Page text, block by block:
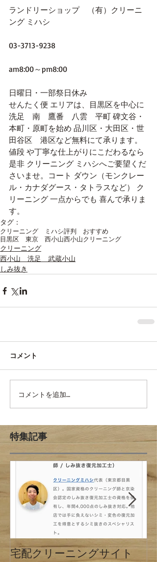
ランドリーショップ　（有）クリーニ
ング ミハシ
03-3713-9238
am8:00～pm8:00
日曜日・一部祭日休み
せんたく便 エリアは、目黒区を中心に
洗足　南　鷹番　八雲　平町 碑文谷・
本町・原町を始め 品川区・大田区・世
田谷区　港区など無料にて承ります。
値段 や丁寧な仕上がりにこだわるなら
是非 クリーニング ミハシへご要望くだ
さいませ。コート ダウン（モンクレー
ル・カナダグース・タトラスなど） ク
リーニング 一点からでも 喜んで承りま
す。
タグ：
クリーニング ミハシ評判 おすすめ
目黒区 東京 西小山西小山クリーニング
クリーニング
西小山 洗足 武蔵小山
しみ抜き
コメント
コメントを追加…
特集記事
宅配クリーニングサイト